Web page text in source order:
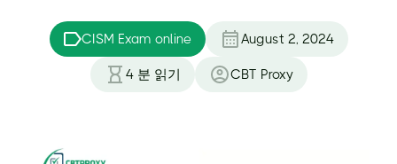
CISM Exam online August 2, 2024
4 분 읽기 CBT Proxy